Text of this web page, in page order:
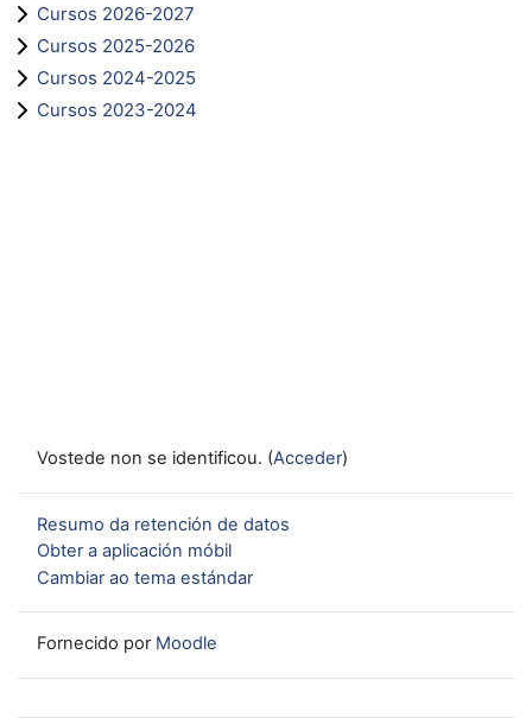
Cursos 2026-2027
Cursos 2025-2026
Cursos 2024-2025
Cursos 2023-2024
Vostede non se identificou. (Acceder)
Resumo da retención de datos
Obter a aplicación móbil
Cambiar ao tema estándar
Fornecido por Moodle